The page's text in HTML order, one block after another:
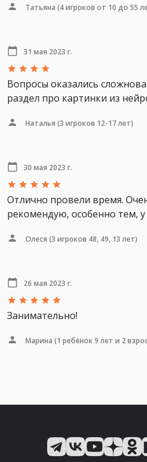
Татьяна (4 игроков от 10 до 55
31 мая 2023 г.
Вопросы оказались
раздел про картинки из
Наталья (3 игроков 12-17 лет)
30 мая 2023 г.
Отлично провели время.
рекомендую, особенно тем, у
Олеся (3 игроков 48, 49, 13 лет)
26 мая 2023 г.
Занимательно!
Марина (1 ребёнок 9 лет и 2